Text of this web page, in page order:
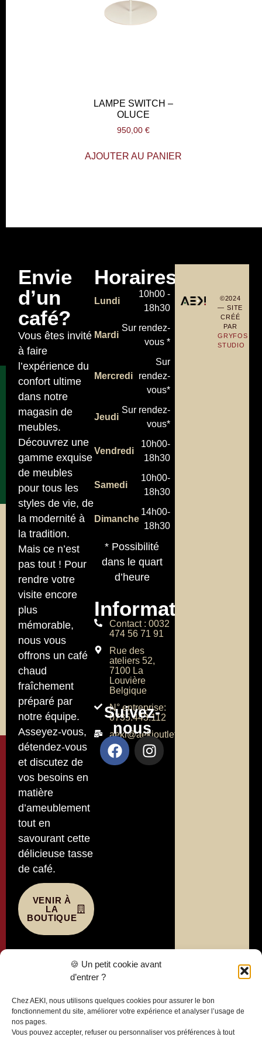
🍪 Un petit cookie avant
d’entrer ?
Chez AEKI, nous utilisons quelques cookies pour assurer le bon
fonctionnement du site, améliorer votre expérience et analyser l’usage de
nos pages.
Vous pouvez accepter, refuser ou personnaliser vos préférences à tout
LAMPE SWITCH –
OLUCE
950,00€
AJOUTER AU PANIER
Envie
d’un
café?
Vous êtes invité
à faire
l’expérience du
confort ultime
dans notre
magasin de
meubles.
Découvrez une
gamme exquise
de meubles
pour tous les
styles de vie, de
la modernité à
la tradition.
Mais ce n’est
pas tout ! Pour
rendre votre
visite encore
plus
mémorable,
nous vous
offrons un café
chaud
fraîchement
préparé par
notre équipe.
Asseyez-vous,
détendez-vous
et discutez de
vos besoins en
matière
d’ameublement
tout en
savourant cette
délicieuse tasse
de café.
VENIR À
LA
BOUTIQUE
Liens
utiles
confidentialité
Mentions
Horaires
Lundi
10h00 -
18h30
Mardi
Sur rendez-
vous *
Mercredi
Sur
rendez-
vous*
Jeudi
Sur rendez-
vous*
Vendredi
10h00-
18h30
Samedi
10h00-
18h30
Dimanche
14h00-
18h30
* Possibilité
dans le quart
d’heure
Informations
Contact : 0032
474 56 71 91
Rue des
ateliers 52,
7100 La
Louvière
Belgique
N° entreprise:
0735.443.112
aeki@aekioutlet.com
Suivez-
nous
©2024
— SITE
CRÉÉ
PAR
GRYFOS
STUDIO